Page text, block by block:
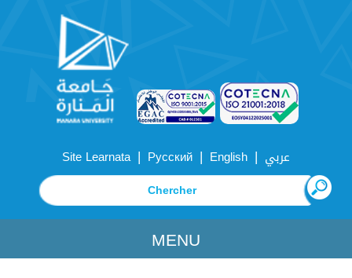
Site Learnata | Русский | English | عربي
MENU